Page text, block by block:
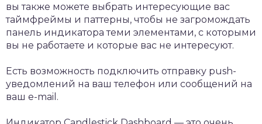
вы также можете выбрать интересующие вас
таймфреймы и паттерны, чтобы не загромождать
панель индикатора теми элементами, с которыми
вы не работаете и которые вас не интересуют.
Есть возможность подключить отправку push-
уведомлений на ваш телефон или сообщений на
ваш e-mail.